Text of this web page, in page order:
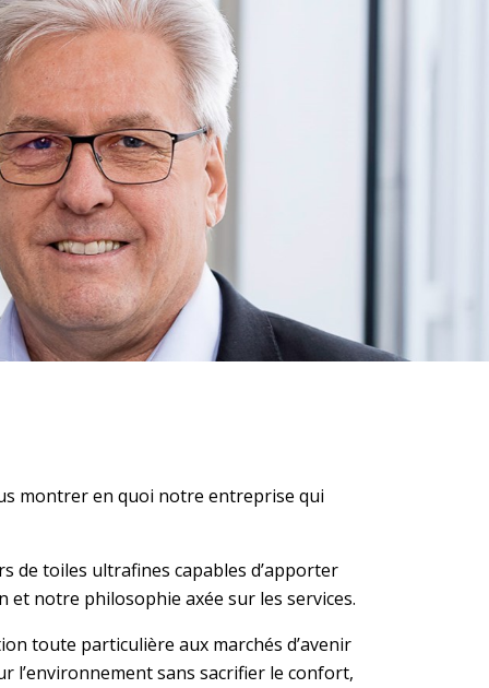
montrer en quoi notre entreprise qui
de toiles ultrafines capables d’apporter
et notre philosophie axée sur les services.
toute particulière aux marchés d’avenir
l’environnement sans sacrifier le confort,